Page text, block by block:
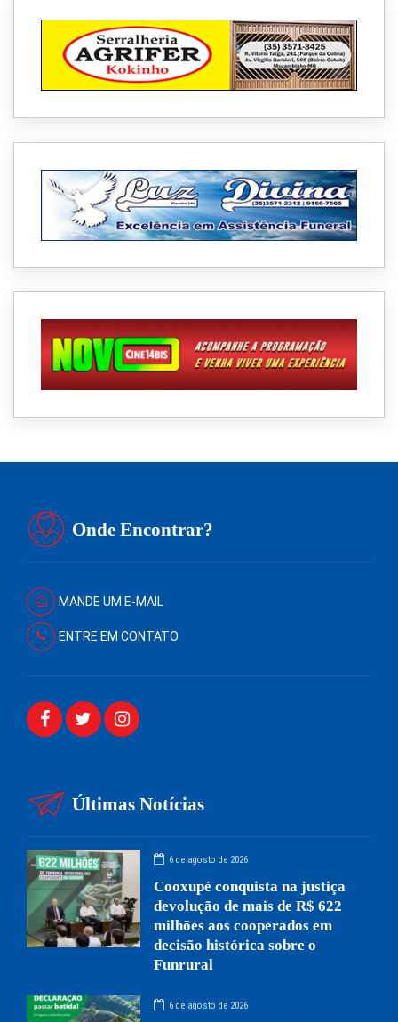
Onde Encontrar?
MANDE UM E-MAIL
ENTRE EM CONTATO
Últimas Notícias
6 de agosto de 2026
Cooxupé conquista na justiça
devolução de mais de R$ 622
milhões aos cooperados em
decisão histórica sobre o
Funrural
6 de agosto de 2026